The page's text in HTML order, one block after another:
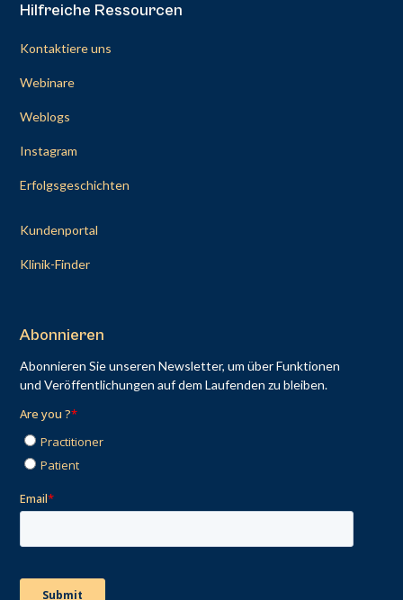
Hilfreiche Ressourcen
Kontaktiere uns
Webinare
Weblogs
Instagram
Erfolgsgeschichten
Kundenportal
Klinik-Finder
Abonnieren
Abonnieren Sie unseren Newsletter, um über Funktionen
und Veröffentlichungen auf dem Laufenden zu bleiben.